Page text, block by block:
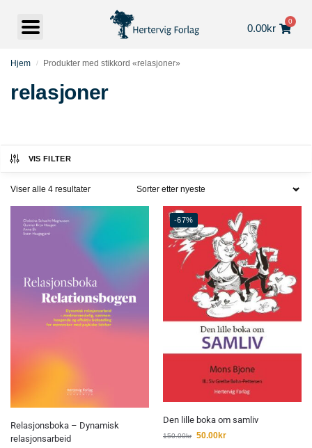
0.00kr
0
Hjem / Produkter med stikkord «relasjoner»
relasjoner
VIS FILTER
Viser alle 4 resultater
Relasjonsboka – Dynamisk
relasjonsarbeid
-67%
Den lille boka om samliv
150.00kr 50.00kr